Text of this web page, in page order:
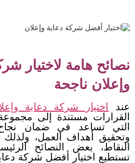
نصائح هامة لاختيار
وإعلان ناجحة
عند اختيار شركة دعاية
القرارات مستندة إلى
التي تساعد في ضمان نجاح
وتحقيق أهداف العمل،
النقاط، بعض النصائح
تستطيع اختيار أفضل شركة